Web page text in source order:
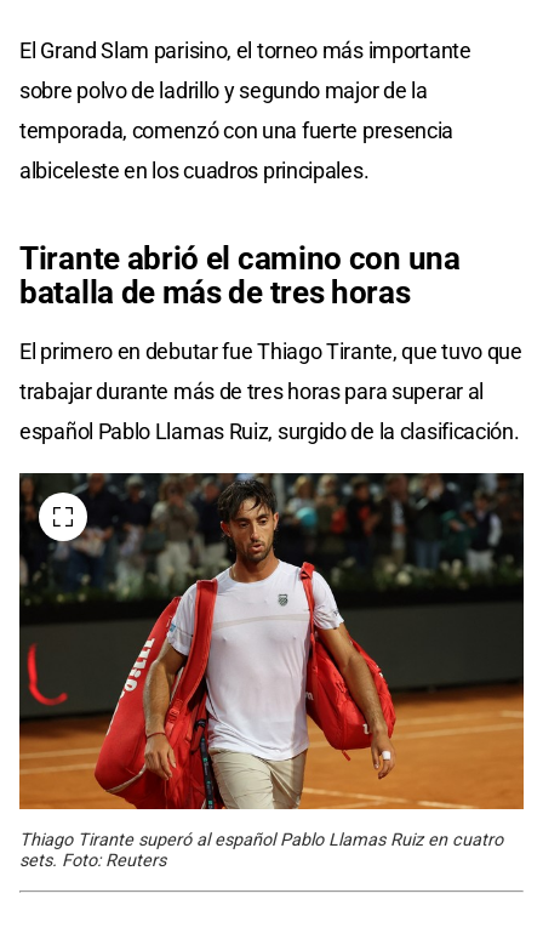
El Grand Slam parisino, el torneo más importante
sobre polvo de ladrillo y segundo major de la
temporada, comenzó con una fuerte presencia
albiceleste en los cuadros principales.
Tirante abrió el camino con una
batalla de más de tres horas
El primero en debutar fue Thiago Tirante, que tuvo que
trabajar durante más de tres horas para superar al
español Pablo Llamas Ruiz, surgido de la clasificación.
Thiago Tirante superó al español Pablo Llamas Ruiz en cuatro
sets. Foto: Reuters